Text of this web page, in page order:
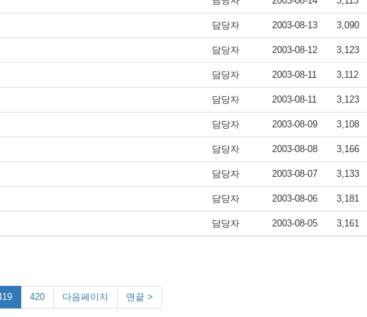
담당자 2003-08-13 3,090
담당자 2003-08-12 3,123
담당자 2003-08-11 3,112
담당자 2003-08-11 3,123
담당자 2003-08-09 3,108
담당자 2003-08-08 3,166
담당자 2003-08-07 3,133
담당자 2003-08-06 3,181
담당자 2003-08-05 3,161
420 다음페이지 맨끝 >